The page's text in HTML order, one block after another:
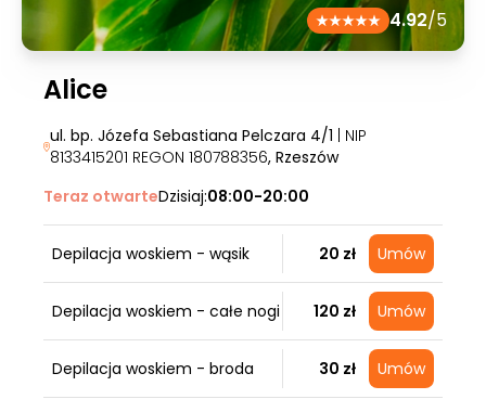
4.92/5
Alice
ul. bp. Józefa Sebastiana Pelczara 4/1 | NIP
8133415201 REGON 180788356, Rzeszów
Teraz otwarteDzisiaj:08:00-20:00
Depilacja woskiem - wąsik 20 zł Umów
Depilacja woskiem - całe nogi 120 zł Umów
Depilacja woskiem - broda 30 zł Umów